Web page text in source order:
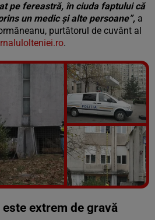
pe fereastră, în ciuda faptului că
un medic şi alte persoane”, a
purtătorul de cuvânt al
.
Vezi galeria foto
3 poze
extrem de gravă